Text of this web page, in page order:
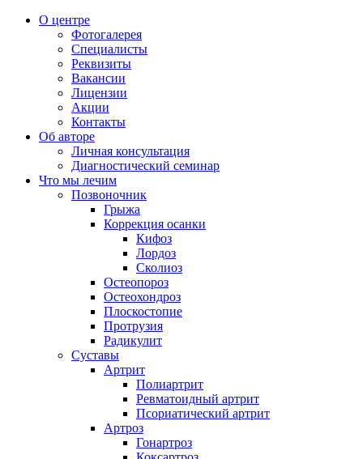
О центре
Фотогалерея
Специалисты
Реквизиты
Вакансии
Лицензии
Акции
Контакты
Об авторе
Личная консультация
Диагностический семинар
Что мы лечим
Позвоночник
Грыжа
Коррекция осанки
Кифоз
Лордоз
Сколиоз
Остеопороз
Остеохондроз
Плоскостопие
Протрузия
Радикулит
Суставы
Артрит
Полиартрит
Ревматоидный артрит
Псориатический артрит
Артроз
Гонартроз